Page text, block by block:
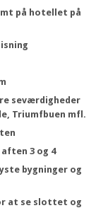
på hotellet på
seværdigheder
Triumfbuen mfl.
3 og 4
bygninger og
at se slottet og